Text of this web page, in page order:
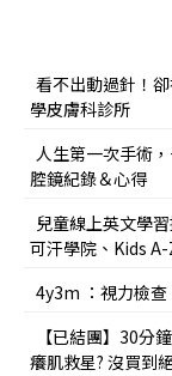
看不出動過針！
學皮膚科診所
人生第一次手術
腔鏡紀錄＆心得
兒童線上英文學
可汗學院、Kids A-
4y3m ：視力檢
【已結團】30分
癢肌救星? 沒買到